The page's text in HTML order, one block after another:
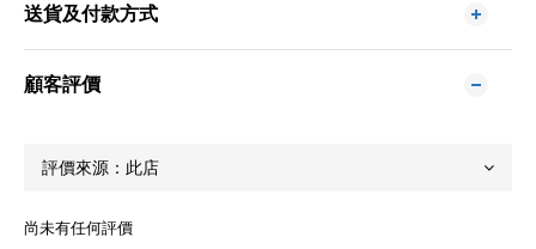
送貨及付款方式
顧客評價
尚未有任何評價